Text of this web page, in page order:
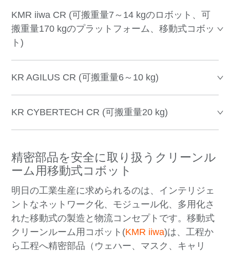
KMR iiwa CR (可搬重量7～14 kgのロボット、可
搬重量170 kgのプラットフォーム、移動式コボッ
ト)
KR AGILUS CR (可搬重量6～10 kg)
KR CYBERTECH CR (可搬重量20 kg)
精密部品を安全に取り扱うクリーンル
ーム用移動式コボット
明日の工業生産に求められるのは、インテリジェ
ントなネットワーク化、モジュール化、多用化さ
れた移動式の製造と物流コンセプトです。移動式
クリーンルーム用コボット(KMR iiwa)は、工程か
ら工程へ精密部品（ウェハー、マスク、キャリ